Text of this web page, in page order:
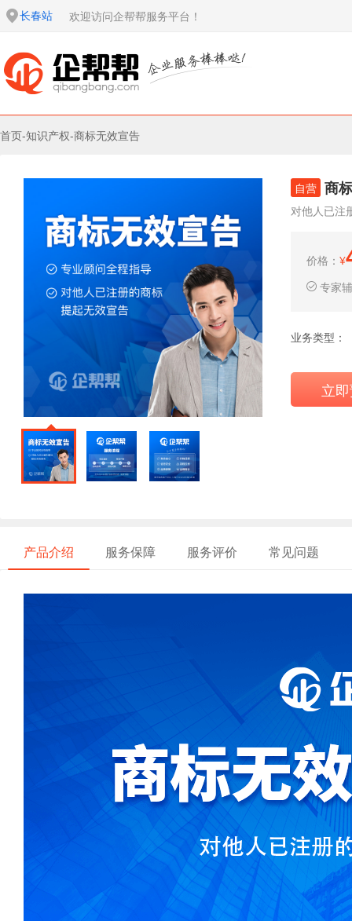
长春站 欢迎访问企帮帮服务平台！
首页-知识产权-商标无效宣告
自营 商
对他人已注
价格： ¥
专家
业务类型：
立
产品介绍 服务保障 服务评价 常见问题